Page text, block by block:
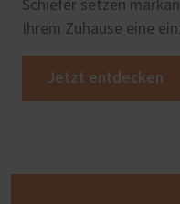
Schiefer setzen
Ihrem Zuhause eine
Jetzt entdecken